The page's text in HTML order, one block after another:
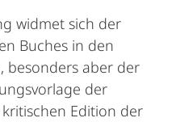
widmet sich der
Buches in den
besonders aber der
der
Edition der